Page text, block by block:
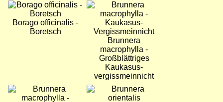
Bild
Borago officinalis -
Boretsch
Bild
Brunnera
macrophylla -
Großblättriges
Kaukasus-
vergissmeinnicht
Bild
Bild